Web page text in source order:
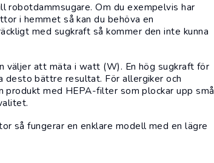
robotdammsugare. Om du exempelvis har
i hemmet så kan du behöva en
med sugkraft så kommer den inte kunna
väljer att mäta i watt (W). En hög sugkraft för
desto bättre resultat. För allergiker och
med HEPA-filter som plockar upp små
så fungerar en enklare modell med en lägre